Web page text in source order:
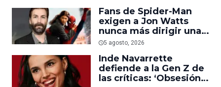
Fans de Spider-Man
exigen a Jon Watts
nunca más dirigir una
película del personaje
5 agosto, 2026
Inde Navarrette
defiende a la Gen Z de
las críticas: ‘Obsesión